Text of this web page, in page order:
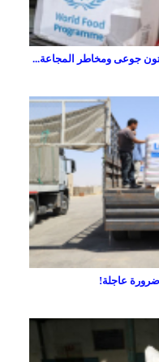
جوعى ومخاطر المجاعة...
عاجلة!